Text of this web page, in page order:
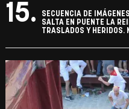
15.
SECUENCIA DE
SALTA EN PUENTE LA
TRASLADOS Y HERIDOS.